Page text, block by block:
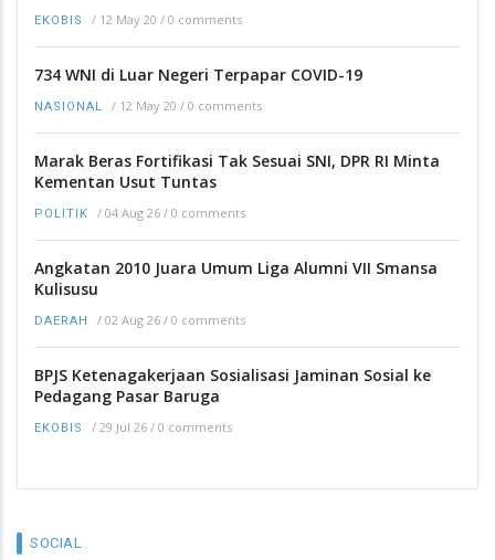
EKOBIS / 12 May 20 / 0 comments
734 WNI di Luar Negeri Terpapar COVID-19
NASIONAL / 12 May 20 / 0 comments
Marak Beras Fortifikasi Tak Sesuai SNI, DPR RI Minta
Kementan Usut Tuntas
POLITIK / 04 Aug 26 / 0 comments
Angkatan 2010 Juara Umum Liga Alumni VII Smansa
Kulisusu
DAERAH / 02 Aug 26 / 0 comments
BPJS Ketenagakerjaan Sosialisasi Jaminan Sosial ke
Pedagang Pasar Baruga
EKOBIS / 29 Jul 26 / 0 comments
SOCIAL